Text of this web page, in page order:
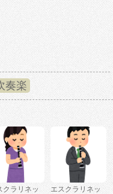
奏楽
クラリネッ
エスクラリネッ